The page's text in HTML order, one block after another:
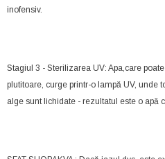
inofensiv.
Stagiul 3 - Sterilizarea UV: Apa,care
plutitoare, curge printr-o lampă UV, unde
alge sunt lichidate - rezultatul este o apă